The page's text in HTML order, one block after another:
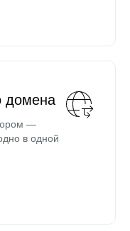
домена
—
в одной